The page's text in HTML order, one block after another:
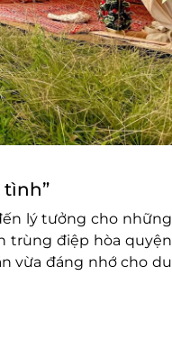
tình”
lý tưởng cho những
trùng điệp hòa quyện
vừa đáng nhớ cho du